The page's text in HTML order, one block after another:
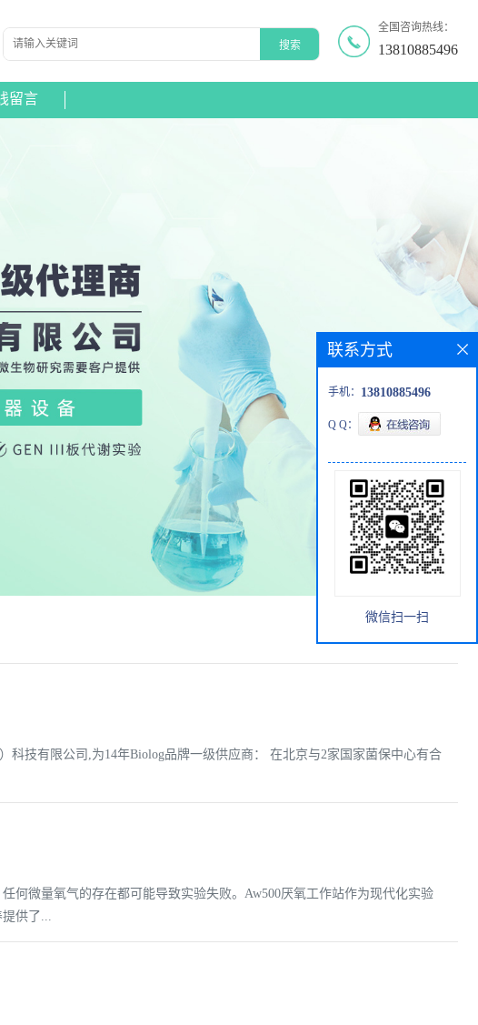
全国咨询热线：
13810885496
留言
技有限公司,为14年Biolog品牌一级供应商： 在北京与2家国家菌保中心有合
何微量氧气的存在都可能导致实验失败。Aw500厌氧工作站作为现代化实验
供了...
联系方式
手机： 13810885496
Q Q：
微信扫一扫